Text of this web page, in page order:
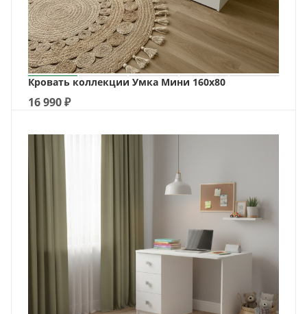
Кровать коллекции Умка Мини 160х80
16 990₽